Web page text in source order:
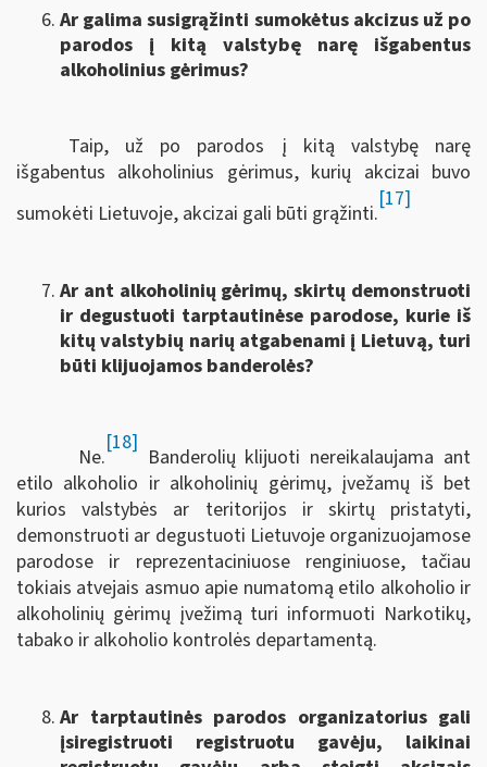
Ar galima susigrąžinti sumokėtus akcizus už po
parodos į kitą valstybę narę išgabentus
alkoholinius gėrimus?
Taip, už po parodos į kitą valstybę narę
išgabentus alkoholinius gėrimus, kurių akcizai buvo
sumokėti Lietuvoje, akcizai gali būti grąžinti.
[17]
Ar ant alkoholinių gėrimų, skirtų demonstruoti
ir degustuoti tarptautinėse parodose, kurie iš
kitų valstybių narių atgabenami į Lietuvą, turi
būti klijuojamos banderolės?
Ne.
[18]
Banderolių klijuoti nereikalaujama ant
etilo alkoholio ir alkoholinių gėrimų, įvežamų iš bet
kurios valstybės ar teritorijos ir skirtų pristatyti,
demonstruoti ar degustuoti Lietuvoje organizuojamose
parodose ir reprezentaciniuose renginiuose, tačiau
tokiais atvejais asmuo apie numatomą etilo alkoholio ir
alkoholinių gėrimų įvežimą turi informuoti Narkotikų,
tabako ir alkoholio kontrolės departamentą.
Ar tarptautinės parodos organizatorius gali
įsiregistruoti registruotu gavėju, laikinai